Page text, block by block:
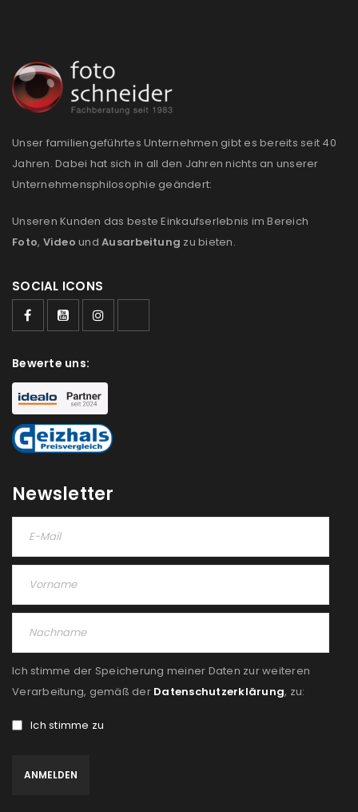
E-Mail-Adresse
Ein Link zum Erstellen eines neuen Passworts wird an
deine E-Mail-Adresse gesendet.
Please select all the ways you would like to hear from
Ich stimme zu
akzeptiere die
REGISTRIEREN
Unser familiengeführtes Unternehmen gibt es bereits seit 40
Jahren. Dabei hat sich in all den Jahren nichts an unserer
Unternehmensphilosophie geändert:
Unseren Kunden das beste Einkaufserlebnis im Bereich
Foto, Video und Ausarbeitung zu bieten.
SOCIAL ICONS
Bewerte uns:
Newsletter
Ich stimme der Speicherung meiner Daten zur weiteren
Verarbeitung, gemäß der Datenschutzerklärung, zu:
Ich stimme zu